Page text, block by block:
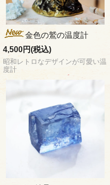
金色の鷲の温度計
4,500円(税込)
昭和レトロなデザインが可愛い温
度計